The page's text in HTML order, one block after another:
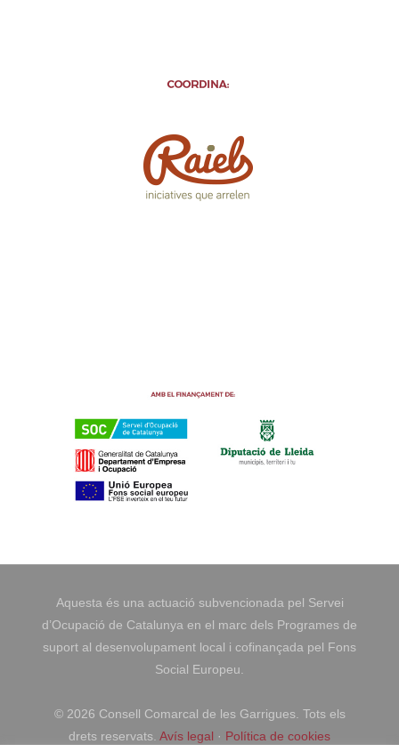
Aquesta és una actuació subvencionada pel Servei
d’Ocupació de Catalunya en el marc dels Programes de
suport al desenvolupament local i cofinançada pel Fons
Social Europeu.
© 2026 Consell Comarcal de les Garrigues. Tots els
drets reservats. Avís legal · Política de cookies